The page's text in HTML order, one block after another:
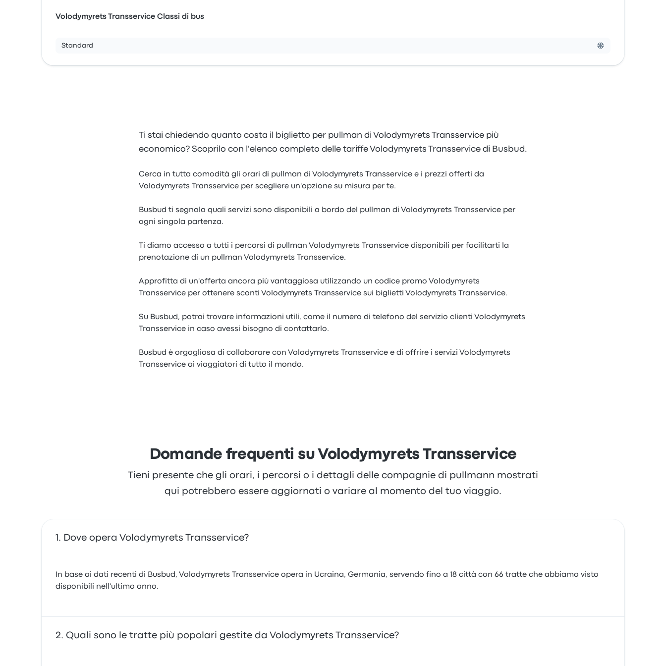
Volodymyrets Transservice Classi di bus
Standard
Ti stai chiedendo quanto costa il biglietto per pullman di Volodymyrets Transservice più
economico? Scoprilo con l'elenco completo delle tariffe Volodymyrets Transservice di Busbud.
Cerca in tutta comodità gli orari di pullman di Volodymyrets Transservice e i prezzi offerti da
Volodymyrets Transservice per scegliere un'opzione su misura per te.
Busbud ti segnala quali servizi sono disponibili a bordo del pullman di Volodymyrets Transservice per
ogni singola partenza.
Ti diamo accesso a tutti i percorsi di pullman Volodymyrets Transservice disponibili per facilitarti la
prenotazione di un pullman Volodymyrets Transservice.
Approfitta di un'offerta ancora più vantaggiosa utilizzando un codice promo Volodymyrets
Transservice per ottenere sconti Volodymyrets Transservice sui biglietti Volodymyrets Transservice.
Su Busbud, potrai trovare informazioni utili, come il numero di telefono del servizio clienti Volodymyrets
Transservice in caso avessi bisogno di contattarlo.
Busbud è orgogliosa di collaborare con Volodymyrets Transservice e di offrire i servizi Volodymyrets
Transservice ai viaggiatori di tutto il mondo.
Domande frequenti su Volodymyrets Transservice
Tieni presente che gli orari, i percorsi o i dettagli delle compagnie di pullmann mostrati
qui potrebbero essere aggiornati o variare al momento del tuo viaggio.
Dove opera Volodymyrets Transservice?
In base ai dati recenti di Busbud, Volodymyrets Transservice opera in Ucraina, Germania, servendo fino a 18 città con 66 tratte che abbiamo visto
disponibili nell'ultimo anno.
Quali sono le tratte più popolari gestite da Volodymyrets Transservice?